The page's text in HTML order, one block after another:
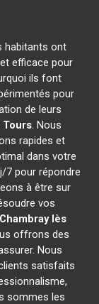
habitants ont
efficace pour
ils font
pour
de leurs
Tours. Nous
rapides et
dans votre
7 pour répondre
à être sur
vos
Chambray lès
offrons des
Nous
satisfaits
sommes les